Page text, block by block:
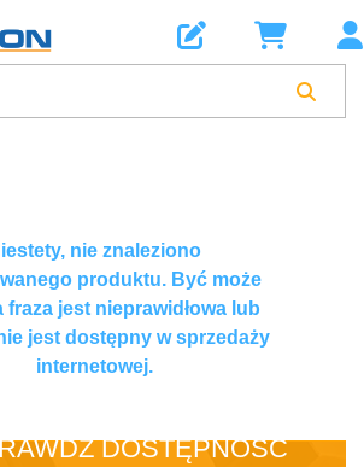
nie znaleziono
produktu. Być może
fraza jest nieprawidłowa lub
jest dostępny w sprzedaży
internetowej.
DOSTĘPNOŚĆ